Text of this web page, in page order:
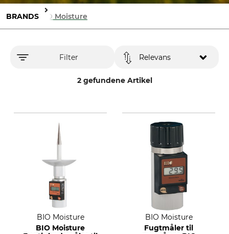
BRANDS BIO Moisture
Filter
2 gefundene Artikel
Relevans
BIO Moisture
BIO Moisture
BIO Moisture
Fugtmåler til